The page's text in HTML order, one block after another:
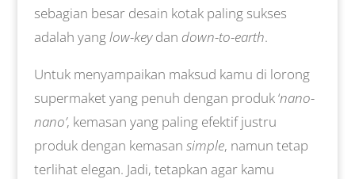
sebagian besar desain kotak paling sukses
adalah yanglow-keydan down-to-earth.
Untuk menyampaikan maksud kamu di lorong
supermaket yang penuh dengan produk ‘nano-
nano’, kemasan yang paling efektif justru
produk dengan kemasan simple, namun tetap
terlihat elegan. Jadi, tetapkan agar kamu